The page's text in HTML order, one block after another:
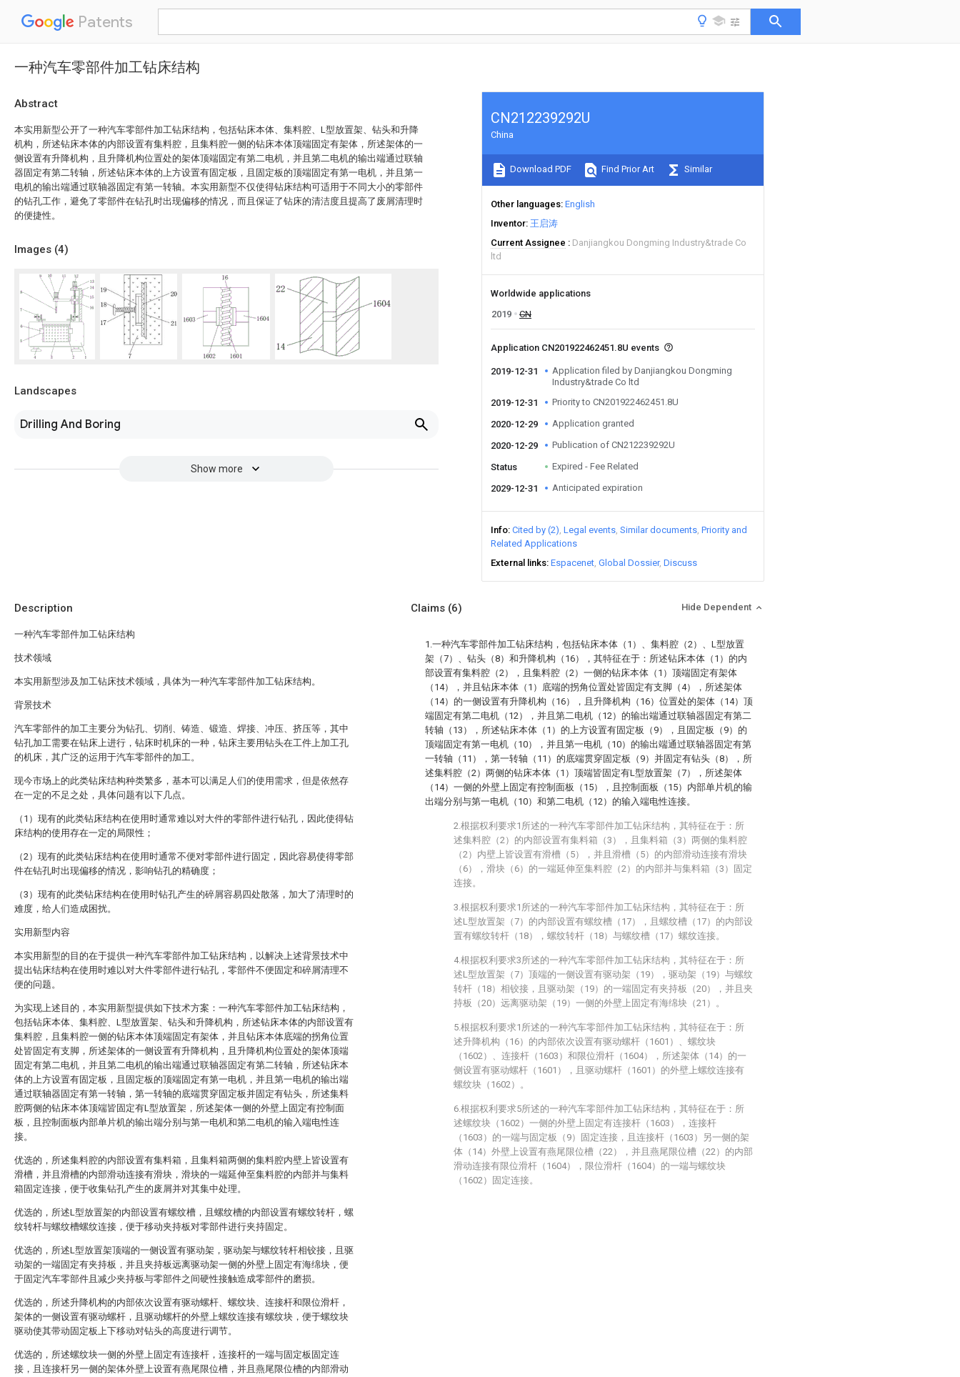
Patents
一种汽车零部件加工钻床结构
Abstract
本实用新型公开了一种汽车零部件加工钻床结构，包括钻床本体、集料腔、L型放置架、钻头和升降
机构，所述钻床本体的内部设置有集料腔，且集料腔一侧的钻床本体顶端固定有架体，所述架体的一
侧设置有升降机构，且升降机构位置处的架体顶端固定有第二电机，并且第二电机的输出端通过联轴
器固定有第二转轴，所述钻床本体的上方设置有固定板，且固定板的顶端固定有第一电机，并且第一
电机的输出端通过联轴器固定有第一转轴。本实用新型不仅使得钻床结构可适用于不同大小的零部件
的钻孔工作，避免了零部件在钻孔时出现偏移的情况，而且保证了钻床的清洁度且提高了废屑清理时
的便捷性。
Images (4)
Landscapes
Drilling And Boring
Show more
CN212239292U
China
Download PDF Find Prior Art Similar
Other languages English
Inventor 王启涛
Current Assignee
Danjiangkou Dongming Industry&trade Co
ltd
Worldwide applications
2019
CN
Application CN201922462451.8U events
2019-12-31
Application filed by Danjiangkou Dongming
Industry&trade Co ltd
2019-12-31
Priority to CN201922462451.8U
2020-12-29 Application granted
2020-12-29 Publication of CN212239292U
Status Expired - Fee Related
2029-12-31 Anticipated expiration
Info Cited by (2) Legal events Similar documents Priority and
Related Applications
External links Espacenet Global Dossier Discuss
Description
一种汽车零部件加工钻床结构
技术领域
本实用新型涉及加工钻床技术领域，具体为一种汽车零部件加工钻床结构。
背景技术
汽车零部件的加工主要分为钻孔、切削、铸造、锻造、焊接、冲压、挤压等，其中
钻孔加工需要在钻床上进行，钻床时机床的一种，钻床主要用钻头在工件上加工孔
的机床，其广泛的运用于汽车零部件的加工。
现今市场上的此类钻床结构种类繁多，基本可以满足人们的使用需求，但是依然存
在一定的不足之处，具体问题有以下几点。
（1）现有的此类钻床结构在使用时通常难以对大件的零部件进行钻孔，因此使得钻
床结构的使用存在一定的局限性；
（2）现有的此类钻床结构在使用时通常不便对零部件进行固定，因此容易使得零部
件在钻孔时出现偏移的情况，影响钻孔的精确度；
（3）现有的此类钻床结构在使用时钻孔产生的碎屑容易四处散落，加大了清理时的
难度，给人们造成困扰。
实用新型内容
本实用新型的目的在于提供一种汽车零部件加工钻床结构，以解决上述背景技术中
提出钻床结构在使用时难以对大件零部件进行钻孔，零部件不便固定和碎屑清理不
便的问题。
为实现上述目的，本实用新型提供如下技术方案：一种汽车零部件加工钻床结构，
包括钻床本体、集料腔、L型放置架、钻头和升降机构，所述钻床本体的内部设置有
集料腔，且集料腔一侧的钻床本体顶端固定有架体，并且钻床本体底端的拐角位置
处皆固定有支脚，所述架体的一侧设置有升降机构，且升降机构位置处的架体顶端
固定有第二电机，并且第二电机的输出端通过联轴器固定有第二转轴，所述钻床本
体的上方设置有固定板，且固定板的顶端固定有第一电机，并且第一电机的输出端
通过联轴器固定有第一转轴，第一转轴的底端贯穿固定板并固定有钻头，所述集料
腔两侧的钻床本体顶端皆固定有L型放置架，所述架体一侧的外壁上固定有控制面
板，且控制面板内部单片机的输出端分别与第一电机和第二电机的输入端电性连
接。
优选的，所述集料腔的内部设置有集料箱，且集料箱两侧的集料腔内壁上皆设置有
滑槽，并且滑槽的内部滑动连接有滑块，滑块的一端延伸至集料腔的内部并与集料
箱固定连接，便于收集钻孔产生的废屑并对其集中处理。
优选的，所述L型放置架的内部设置有螺纹槽，且螺纹槽的内部设置有螺纹转杆，螺
纹转杆与螺纹槽螺纹连接，便于移动夹持板对零部件进行夹持固定。
优选的，所述L型放置架顶端的一侧设置有驱动架，驱动架与螺纹转杆相铰接，且驱
动架的一端固定有夹持板，并且夹持板远离驱动架一侧的外壁上固定有海绵块，便
于固定汽车零部件且减少夹持板与零部件之间硬性接触造成零部件的磨损。
优选的，所述升降机构的内部依次设置有驱动螺杆、螺纹块、连接杆和限位滑杆，
架体的一侧设置有驱动螺杆，且驱动螺杆的外壁上螺纹连接有螺纹块，便于螺纹块
驱动使其带动固定板上下移动对钻头的高度进行调节。
优选的，所述螺纹块一侧的外壁上固定有连接杆，连接杆的一端与固定板固定连
接，且连接杆另一侧的架体外壁上设置有燕尾限位槽，并且燕尾限位槽的内部滑动
Claims (6) Hide Dependent
1.一种汽车零部件加工钻床结构，包括钻床本体（1）、集料腔（2）、L型放置
架（7）、钻头（8）和升降机构（16），其特征在于：所述钻床本体（1）的内
部设置有集料腔（2），且集料腔（2）一侧的钻床本体（1）顶端固定有架体
（14），并且钻床本体（1）底端的拐角位置处皆固定有支脚（4），所述架体
（14）的一侧设置有升降机构（16），且升降机构（16）位置处的架体（14）顶
端固定有第二电机（12），并且第二电机（12）的输出端通过联轴器固定有第二
转轴（13），所述钻床本体（1）的上方设置有固定板（9），且固定板（9）的
顶端固定有第一电机（10），并且第一电机（10）的输出端通过联轴器固定有第
一转轴（11），第一转轴（11）的底端贯穿固定板（9）并固定有钻头（8），所
述集料腔（2）两侧的钻床本体（1）顶端皆固定有L型放置架（7），所述架体
（14）一侧的外壁上固定有控制面板（15），且控制面板（15）内部单片机的输
出端分别与第一电机（10）和第二电机（12）的输入端电性连接。
2.根据权利要求1所述的一种汽车零部件加工钻床结构，其特征在于：所
述集料腔（2）的内部设置有集料箱（3），且集料箱（3）两侧的集料腔
（2）内壁上皆设置有滑槽（5），并且滑槽（5）的内部滑动连接有滑块
（6），滑块（6）的一端延伸至集料腔（2）的内部并与集料箱（3）固定
连接。
3.根据权利要求1所述的一种汽车零部件加工钻床结构，其特征在于：所
述L型放置架（7）的内部设置有螺纹槽（17），且螺纹槽（17）的内部设
置有螺纹转杆（18），螺纹转杆（18）与螺纹槽（17）螺纹连接。
4.根据权利要求3所述的一种汽车零部件加工钻床结构，其特征在于：所
述L型放置架（7）顶端的一侧设置有驱动架（19），驱动架（19）与螺纹
转杆（18）相铰接，且驱动架（19）的一端固定有夹持板（20），并且夹
持板（20）远离驱动架（19）一侧的外壁上固定有海绵块（21）。
5.根据权利要求1所述的一种汽车零部件加工钻床结构，其特征在于：所
述升降机构（16）的内部依次设置有驱动螺杆（1601）、螺纹块
（1602）、连接杆（1603）和限位滑杆（1604），所述架体（14）的一
侧设置有驱动螺杆（1601），且驱动螺杆（1601）的外壁上螺纹连接有
螺纹块（1602）。
6.根据权利要求5所述的一种汽车零部件加工钻床结构，其特征在于：所
述螺纹块（1602）一侧的外壁上固定有连接杆（1603），连接杆
（1603）的一端与固定板（9）固定连接，且连接杆（1603）另一侧的架
体（14）外壁上设置有燕尾限位槽（22），并且燕尾限位槽（22）的内部
滑动连接有限位滑杆（1604），限位滑杆（1604）的一端与螺纹块
（1602）固定连接。